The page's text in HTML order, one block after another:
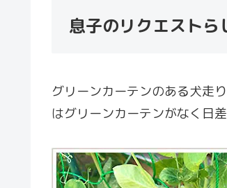
息子のリクエストら
グリーンカーテンのある犬走
はグリーンカーテンがなく日